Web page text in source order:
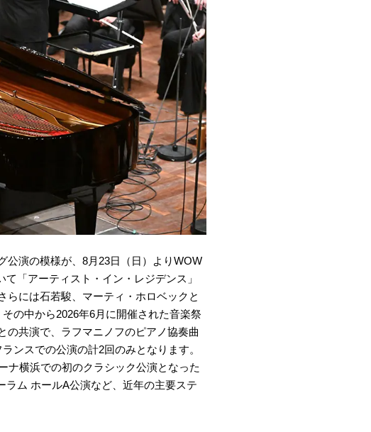
公演の模様が、8月23日（日）よりWOW
「アーティスト・イン・レジデンス」
らには石若駿、マーティ・ホロベックと
の中から2026年6月に開催された音楽祭
の共演で、ラフマニノフのピアノ協奏曲
ンスでの公演の計2回のみとなります。
ナ横浜での初のクラシック公演となった
ラム ホールA公演など、近年の主要ステ